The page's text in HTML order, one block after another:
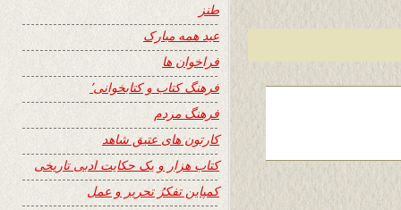
طنز
عید همه مبارک
فراخوان ها
فرهنگ کتاب و کتابخوانی٬
فرهنگ مردم
کارتون های عتیق شاهد
کتاب هزار و یک حکایت ادبی تاریخی
کمپاین تفکرُ تحریر و عمل